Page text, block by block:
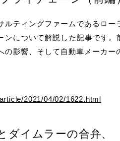
ティングファームであるロー
について解説した記事です。
の影響、そして自動車メーカー
2021/04/02/1622.html
ダイムラーの合弁、